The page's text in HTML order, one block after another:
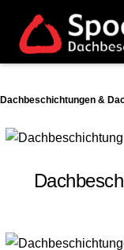
Dachbeschichtungen &